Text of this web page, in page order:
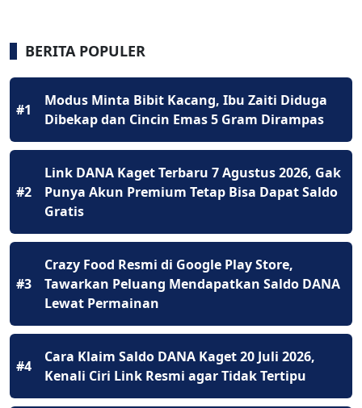
BERITA POPULER
#1
Modus Minta Bibit Kacang, Ibu Zaiti Diduga
Dibekap dan Cincin Emas 5 Gram Dirampas
#2
Link DANA Kaget Terbaru 7 Agustus 2026, Gak
Punya Akun Premium Tetap Bisa Dapat Saldo
Gratis
#3
Crazy Food Resmi di Google Play Store,
Tawarkan Peluang Mendapatkan Saldo DANA
Lewat Permainan
#4
Cara Klaim Saldo DANA Kaget 20 Juli 2026,
Kenali Ciri Link Resmi agar Tidak Tertipu